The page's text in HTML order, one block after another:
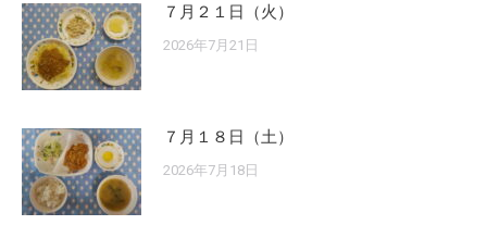
７月２１日（火）
2026年7月21日
７月１８日（土）
2026年7月18日